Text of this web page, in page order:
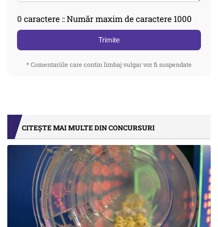
0 caractere :: Număr maxim de caractere 1000
Trimite
* Comentariile care contin limbaj vulgar vor fi suspendate
CITEȘTE MAI MULTE DIN CONCURSURI